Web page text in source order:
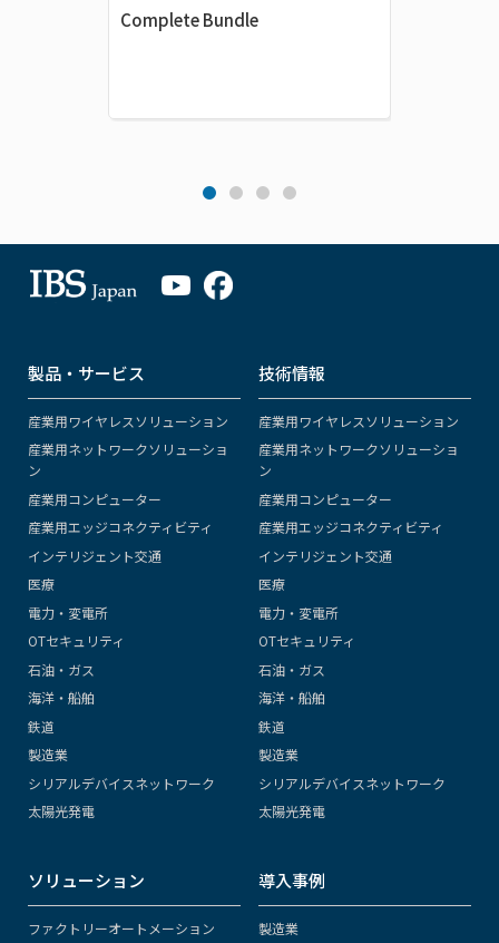
Complete Bundle
製品・サービス
産業用ワイヤレスソリューション
産業用ネットワークソリューショ
ン
産業用コンピューター
産業用エッジコネクティビティ
インテリジェント交通
医療
電力・変電所
OTセキュリティ
石油・ガス
海洋・船舶
鉄道
製造業
シリアルデバイスネットワーク
太陽光発電
技術情報
産業用ワイヤレスソリューション
産業用ネットワークソリューショ
ン
産業用コンピューター
産業用エッジコネクティビティ
インテリジェント交通
医療
電力・変電所
OTセキュリティ
石油・ガス
海洋・船舶
鉄道
製造業
シリアルデバイスネットワーク
太陽光発電
ソリューション
ファクトリーオートメーション
導入事例
製造業